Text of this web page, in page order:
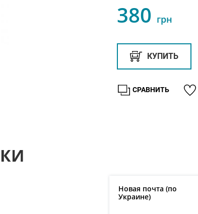
380 грн
КУПИТЬ
СРАВНИТЬ
Новая почта (по
Украине)